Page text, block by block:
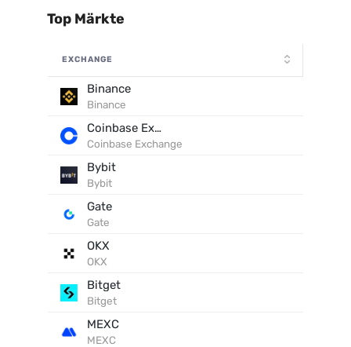
Top Märkte
EXCHANGE
Binance
Binance
Coinbase Exchange
Coinbase Exchange
Bybit
Bybit
Gate
Gate
OKX
OKX
Bitget
Bitget
MEXC
MEXC